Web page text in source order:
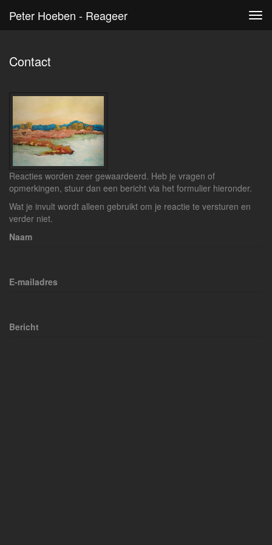
Peter Hoeben - Reageer
Contact
Reacties worden zeer gewaardeerd. Heb je vragen of
opmerkingen, stuur dan een bericht via het formulier hieronder.
Wat je invult wordt alleen gebruikt om je reactie te versturen en
verder niet.
Naam
E-mailadres
Bericht